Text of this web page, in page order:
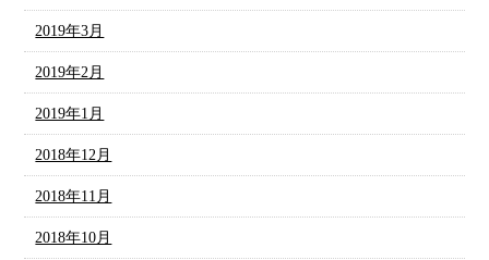
2019年3月
2019年2月
2019年1月
2018年12月
2018年11月
2018年10月